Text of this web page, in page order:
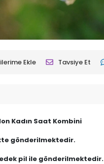
Ekle Tavsiye Et
Kadın Saat Kombini
gönderilmektedir.
pil ile gönderilmektedir.